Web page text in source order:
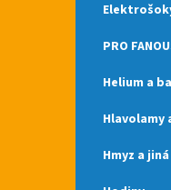
PRO
Helium a
Hlavolamy
Hmyz a